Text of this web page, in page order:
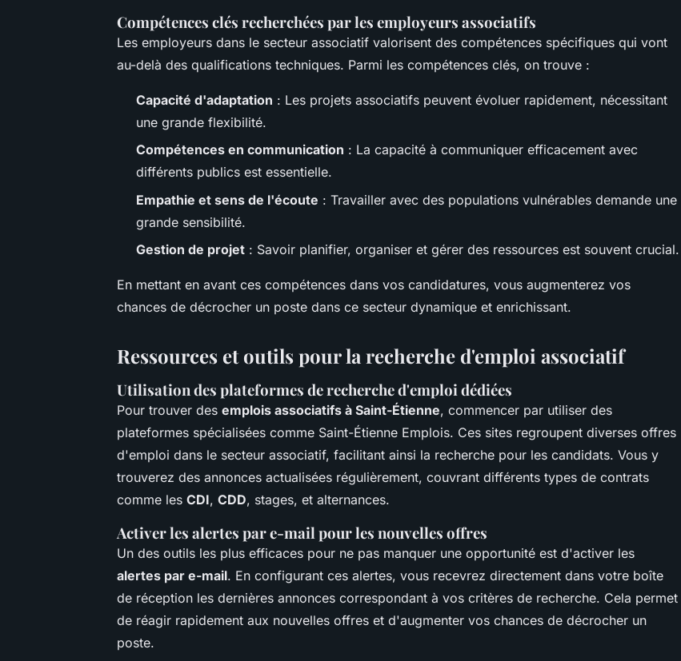
Compétences clés recherchées par les employeurs associatifs
Les employeurs dans le secteur associatif valorisent des compétences spécifiques qui vont
au-delà des qualifications techniques. Parmi les compétences clés, on trouve :
Capacité d'adaptation : Les projets associatifs peuvent évoluer rapidement, nécessitant
une grande flexibilité.
Compétences en communication : La capacité à communiquer efficacement avec
différents publics est essentielle.
Empathie et sens de l'écoute : Travailler avec des populations vulnérables demande une
grande sensibilité.
Gestion de projet : Savoir planifier, organiser et gérer des ressources est souvent crucial.
En mettant en avant ces compétences dans vos candidatures, vous augmenterez vos
chances de décrocher un poste dans ce secteur dynamique et enrichissant.
Ressources et outils pour la recherche d'emploi associatif
Utilisation des plateformes de recherche d'emploi dédiées
Pour trouver des emplois associatifs à Saint-Étienne, commencer par utiliser des
plateformes spécialisées comme Saint-Étienne Emplois. Ces sites regroupent diverses offres
d'emploi dans le secteur associatif, facilitant ainsi la recherche pour les candidats. Vous y
trouverez des annonces actualisées régulièrement, couvrant différents types de contrats
comme les CDI, CDD, stages, et alternances.
Activer les alertes par e-mail pour les nouvelles offres
Un des outils les plus efficaces pour ne pas manquer une opportunité est d'activer les
alertes par e-mail. En configurant ces alertes, vous recevrez directement dans votre boîte
de réception les dernières annonces correspondant à vos critères de recherche. Cela permet
de réagir rapidement aux nouvelles offres et d'augmenter vos chances de décrocher un
poste.